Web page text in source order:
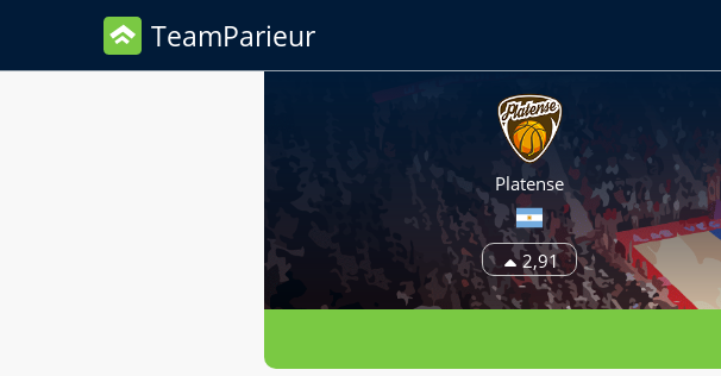
TeamParieur
Platense
2,91